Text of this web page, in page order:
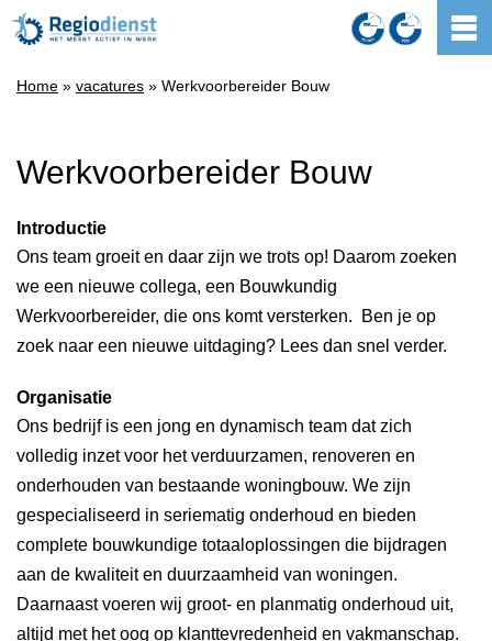
Home » vacatures » Werkvoorbereider Bouw
Werkvoorbereider Bouw
Introductie
Ons team groeit en daar zijn we trots op! Daarom zoeken
we een nieuwe collega, een Bouwkundig
Werkvoorbereider, die ons komt versterken. Ben je op
zoek naar een nieuwe uitdaging? Lees dan snel verder.
Organisatie
Ons bedrijf is een jong en dynamisch team dat zich
volledig inzet voor het verduurzamen, renoveren en
onderhouden van bestaande woningbouw. We zijn
gespecialiseerd in seriematig onderhoud en bieden
complete bouwkundige totaaloplossingen die bijdragen
aan de kwaliteit en duurzaamheid van woningen.
Daarnaast voeren wij groot- en planmatig onderhoud uit,
altijd met het oog op klanttevredenheid en vakmanschap.